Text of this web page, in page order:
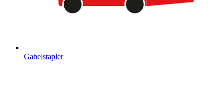
Gabelstapler